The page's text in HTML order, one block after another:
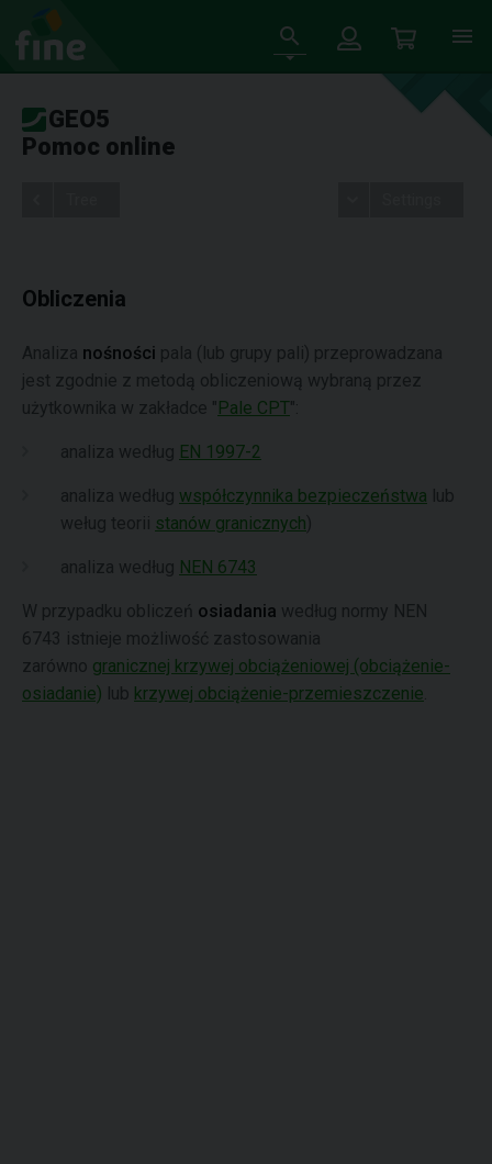
GEO5
Pomoc online
Obliczenia
Analiza nośności pala (lub grupy pali) przeprowadzana
jest zgodnie z metodą obliczeniową wybraną przez
użytkownika w zakładce "Pale CPT":
analiza według EN 1997-2
analiza według współczynnika bezpieczeństwa lub
weług teorii stanów granicznych)
analiza według NEN 6743
W przypadku obliczeń osiadania według normy NEN
6743 istnieje możliwość zastosowania
zarówno granicznej krzywej obciążeniowej (obciążenie-
osiadanie) lub krzywej obciążenie-przemieszczenie